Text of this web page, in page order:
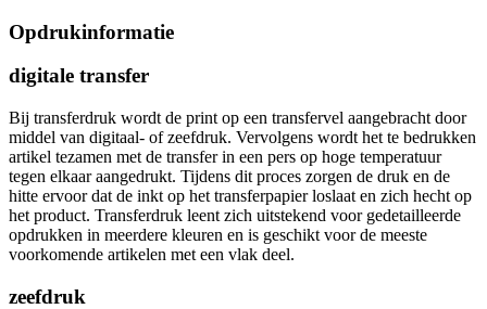
Opdrukinformatie
digitale transfer
Bij transferdruk wordt de print op een transfervel aangebracht door
middel van digitaal- of zeefdruk. Vervolgens wordt het te bedrukken
artikel tezamen met de transfer in een pers op hoge temperatuur
tegen elkaar aangedrukt. Tijdens dit proces zorgen de druk en de
hitte ervoor dat de inkt op het transferpapier loslaat en zich hecht op
het product. Transferdruk leent zich uitstekend voor gedetailleerde
opdrukken in meerdere kleuren en is geschikt voor de meeste
voorkomende artikelen met een vlak deel.
zeefdruk